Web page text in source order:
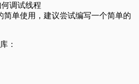
调试线程
简单使用，建议尝试编写一个简单的
：